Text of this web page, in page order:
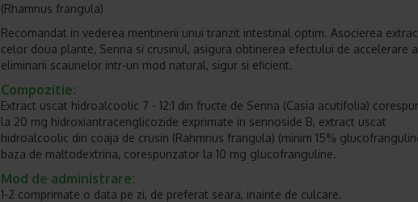
(Rhamnus frangula)
Recomandat in vederea mentinerii unui tranzit intestinal optim. Asocierea
celor doua plante, Senna si crusinul, asigura obtinerea efectului de accelerare a
eliminarii scaunelor intr-un mod natural, sigur si eficient.
Compozitie:
Extract uscat hidroalcoolic 7 - 12:1 din fructe de Senna (Casia acutifolia)
la 20 mg hidroxiantracenglicozide exprimate in sennoside B, extract uscat
hidroalcoolic din coaja de crusin (Rahmnus frangula) (minim 15%
baza de maltodextrina, corespunzator la 10 mg glucofranguline.
Mod de administrare:
1-2 comprimate o data pe zi, de preferat seara, inainte de culcare.